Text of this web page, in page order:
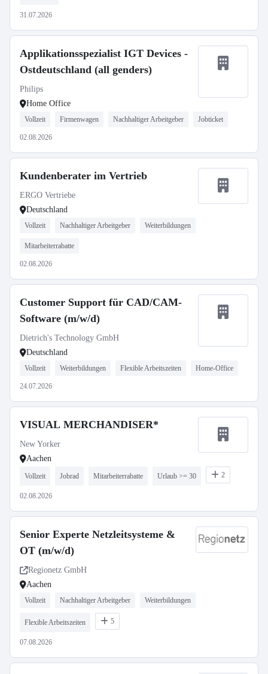
31.07.2026
Applikationsspezialist IGT Devices -
Ostdeutschland (all genders)
Philips
Home Office
Vollzeit Firmenwagen Nachhaltiger Arbeitgeber Jobticket
02.08.2026
Kundenberater im Vertrieb
ERGO Vertriebe
Deutschland
Vollzeit Nachhaltiger Arbeitgeber Weiterbildungen
Mitarbeiterrabatte
02.08.2026
Customer Support für CAD/CAM-
Software (m/w/d)
Dietrich's Technology GmbH
Deutschland
Vollzeit Weiterbildungen Flexible Arbeitszeiten Home-Office
24.07.2026
VISUAL MERCHANDISER*
New Yorker
Aachen
Vollzeit Jobrad Mitarbeiterrabatte Urlaub >= 30 2
02.08.2026
Senior Experte Netzleitsysteme &
OT (m/w/d)
Regionetz GmbH
Aachen
Vollzeit Nachhaltiger Arbeitgeber Weiterbildungen
Flexible Arbeitszeiten 5
07.08.2026